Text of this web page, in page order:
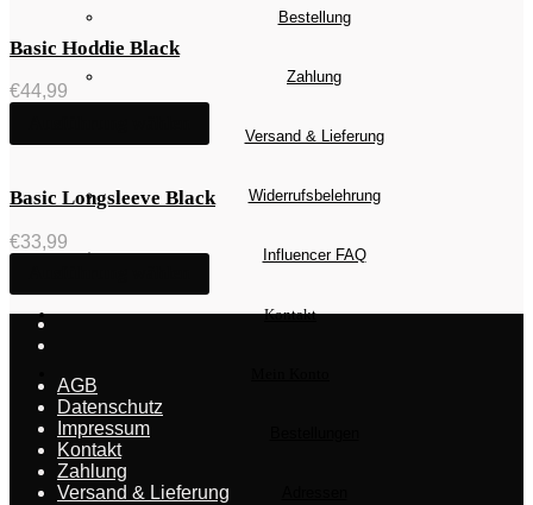
Bestellung
Zahlung
Versand & Lieferung
Widerrufsbelehrung
Influencer FAQ
Kontakt
Basic Hoddie Black
€44,99
Basic Longsleeve Black
€33,99
AGB
Datenschutz
Impressum
Kontakt
Zahlung
Versand & Lieferung